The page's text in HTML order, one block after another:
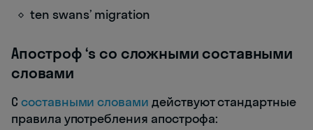
ten swans’ migration
Апостроф ‘s со сложными составными
словами
С составными словами действуют стандартные
правила употребления апострофа: